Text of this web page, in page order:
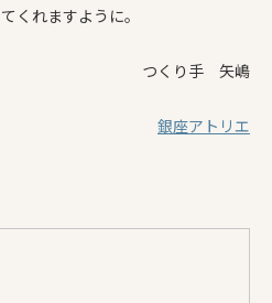
くれますように。
つくり手 矢嶋
銀座アトリエ